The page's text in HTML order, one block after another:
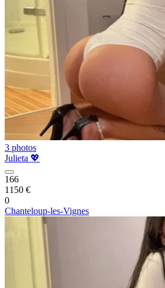
3 photos
Julieta 💖
166
1150 €
0
Chanteloup-les-Vignes